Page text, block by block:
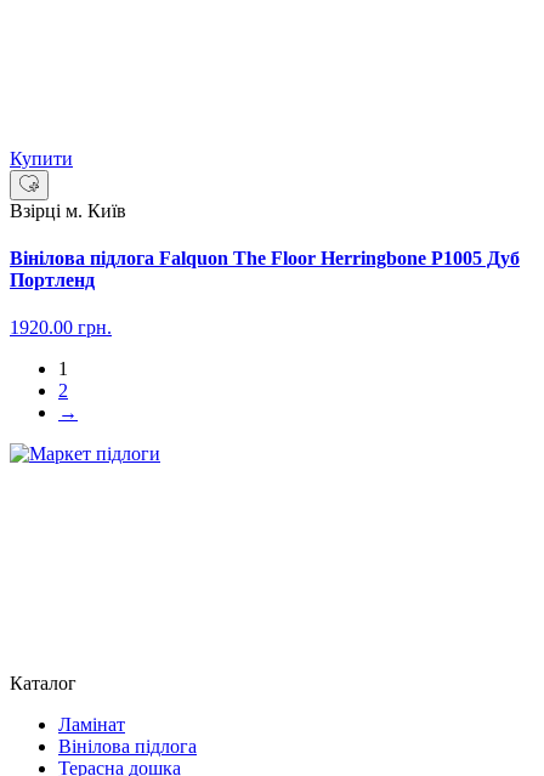
Купити
Взірці м. Київ
Вінілова підлога Falquon The Floor Herringbone P1005 Дуб
Портленд
1920.00 грн.
1
2
→
Каталог
Ламінат
Вінілова підлога
Терасна дошка